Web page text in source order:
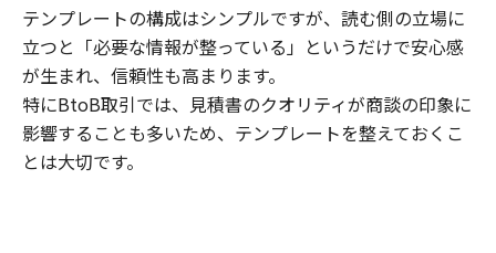
テンプレートの構成はシンプルですが、読む側の立場に
立つと「必要な情報が整っている」というだけで安心感
が生まれ、信頼性も高まります。
特にBtoB取引では、見積書のクオリティが商談の印象に
影響することも多いため、テンプレートを整えておくこ
とは大切です。